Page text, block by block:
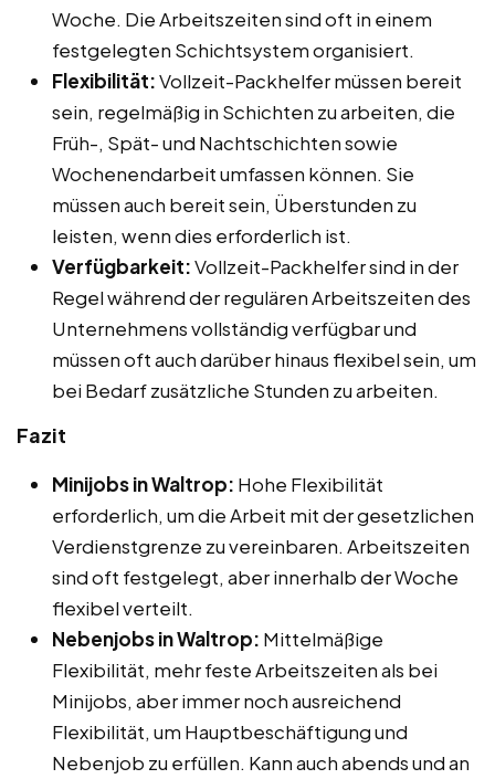
Woche. Die Arbeitszeiten sind oft in einem
festgelegten Schichtsystem organisiert.
Flexibilität:Vollzeit-Packhelfer müssen bereit
sein, regelmäßig in Schichten zu arbeiten, die
Früh-, Spät- und Nachtschichten sowie
Wochenendarbeit umfassen können. Sie
müssen auch bereit sein, Überstunden zu
leisten, wenn dies erforderlich ist.
Verfügbarkeit:Vollzeit-Packhelfer sind in der
Regel während der regulären Arbeitszeiten des
Unternehmens vollständig verfügbar und
müssen oft auch darüber hinaus flexibel sein, um
bei Bedarf zusätzliche Stunden zu arbeiten.
Fazit
Minijobs in Waltrop: Hohe Flexibilität
erforderlich, um die Arbeit mit der gesetzlichen
Verdienstgrenze zu vereinbaren. Arbeitszeiten
sind oft festgelegt, aber innerhalb der Woche
flexibel verteilt.
Nebenjobs in Waltrop: Mittelmäßige
Flexibilität, mehr feste Arbeitszeiten als bei
Minijobs, aber immer noch ausreichend
Flexibilität, um Hauptbeschäftigung und
Nebenjob zu erfüllen. Kann auch abends und an